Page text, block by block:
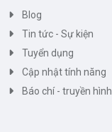
Blog
Tin tức - Sự kiện
Tuyển dụng
Cập nhật tính năng
Báo chí - truyền hình